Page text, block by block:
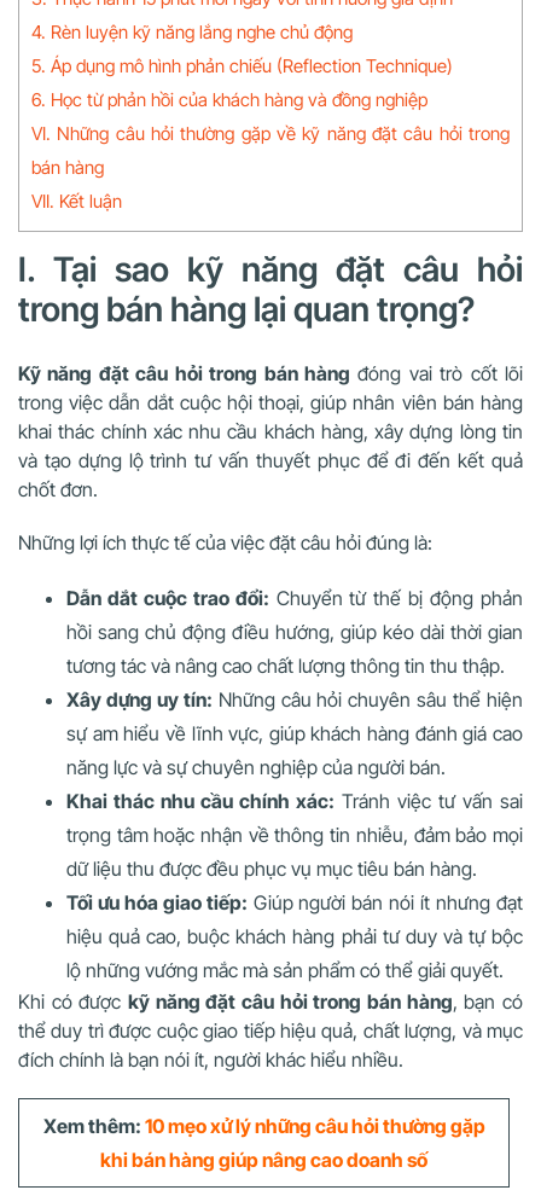
4. Rèn luyện kỹ năng lắng nghe chủ động
5. Áp dụng mô hình phản chiếu (Reflection Technique)
6. Học từ phản hồi của khách hàng và đồng nghiệp
VI. Những câu hỏi thường gặp về kỹ năng đặt câu hỏi trong
bán hàng
VII. Kết luận
I. Tại sao kỹ năng đặt câu hỏi
trong bán hàng lại quan trọng?
Kỹ năng đặt câu hỏi trong bán hàng đóng vai trò cốt lõi
trong việc dẫn dắt cuộc hội thoại, giúp nhân viên bán hàng
khai thác chính xác nhu cầu khách hàng, xây dựng lòng tin
và tạo dựng lộ trình tư vấn thuyết phục để đi đến kết quả
chốt đơn.
Những lợi ích thực tế của việc đặt câu hỏi đúng là:
Dẫn dắt cuộc trao đổi: Chuyển từ thế bị động phản
hồi sang chủ động điều hướng, giúp kéo dài thời gian
tương tác và nâng cao chất lượng thông tin thu thập.
Xây dựng uy tín: Những câu hỏi chuyên sâu thể hiện
sự am hiểu về lĩnh vực, giúp khách hàng đánh giá cao
năng lực và sự chuyên nghiệp của người bán.
Khai thác nhu cầu chính xác: Tránh việc tư vấn sai
trọng tâm hoặc nhận về thông tin nhiễu, đảm bảo mọi
dữ liệu thu được đều phục vụ mục tiêu bán hàng.
Tối ưu hóa giao tiếp: Giúp người bán nói ít nhưng đạt
hiệu quả cao, buộc khách hàng phải tư duy và tự bộc
lộ những vướng mắc mà sản phẩm có thể giải quyết.
Khi có được kỹ năng đặt câu hỏi trong bán hàng, bạn có
thể duy trì được cuộc giao tiếp hiệu quả, chất lượng, và mục
đích chính là bạn nói ít, người khác hiểu nhiều.
Xem thêm: 10 mẹo xử lý những câu hỏi thường gặp
khi bán hàng giúp nâng cao doanh số